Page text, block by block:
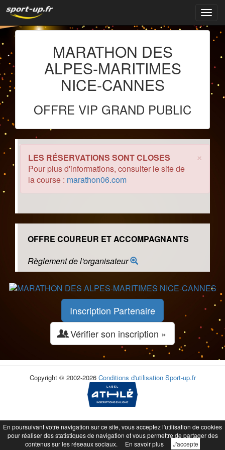
MARATHON DES
ALPES-MARITIMES
NICE-CANNES
OFFRE VIP GRAND PUBLIC
×
LES RÉSERVATIONS SONT CLOSES
Pour plus d'informations, consulter le site de
la course : marathon06.com
OFFRE COUREUR ET ACCOMPAGNANTS
Règlement de l'organisateur
Inscription Partenaire
Vérifier son inscription »
Copyright © 2002-2026 Conditions d'utilisation Sport-up.fr
En poursuivant votre navigation sur ce site, vous acceptez l'utilisation de cookies
pour réaliser des statistiques de navigation et vous permettre de partager des
contenus sur les réseaux sociaux.
En savoir plus J'accepte